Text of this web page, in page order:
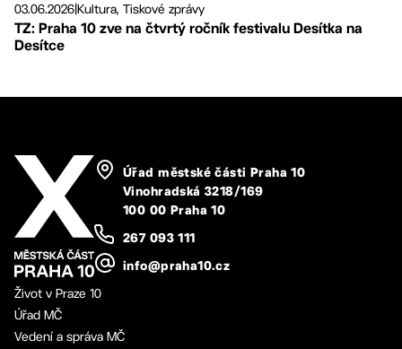
03.06.2026Kultura, Tiskové zprávy
TZ: Praha 10 zve na čtvrtý ročník festivalu Desítka na
Desítce
Úřad městské části Praha 10
Vinohradská 3218/169
100 00 Praha 10
267 093 111
info@praha10.cz
Život v Praze 10
Úřad MČ
Vedení a správa MČ